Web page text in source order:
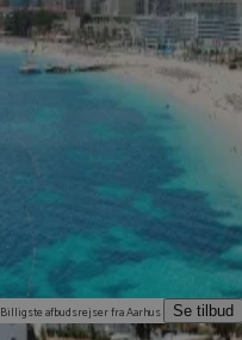
Billigste afbudsrejser fra Aarhus Se tilbud